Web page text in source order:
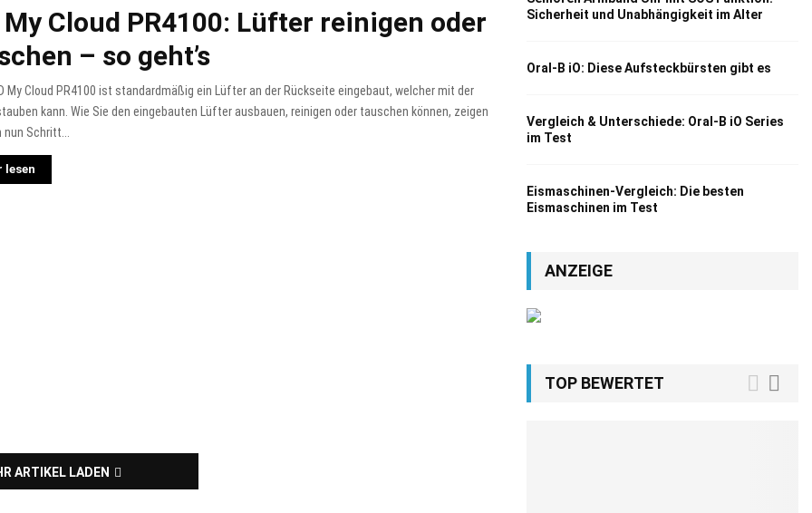
My Cloud PR4100: Lüfter reinigen oder
– so geht’s
My Cloud PR4100 ist standardmäßig ein Lüfter an der Rückseite eingebaut, welcher mit der
kann. Wie Sie den eingebauten Lüfter ausbauen, reinigen oder tauschen können, zeigen
Schritt...
lesen
ARTIKEL LADEN
Sicherheit und Unabhängigkeit im Alter
Oral-B iO: Diese Aufsteckbürsten gibt es
Vergleich & Unterschiede: Oral-B iO Series
im Test
Eismaschinen-Vergleich: Die besten
Eismaschinen im Test
ANZEIGE
TOP BEWERTET